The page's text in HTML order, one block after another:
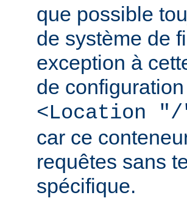
que possible
de système de
exception à
de
<Location "/
car ce
requêtes sans
spécifique.